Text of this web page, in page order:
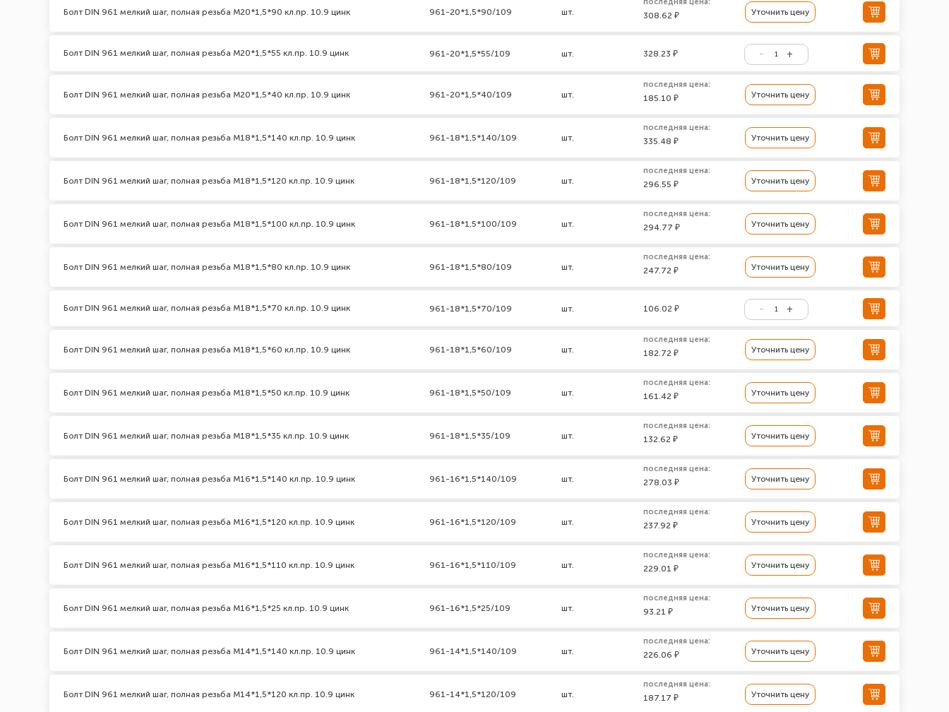
Болт DIN 961 мелкий шаг, полная резьба M20*1,5*90 кл.пр. 10.9 цинк 961-20*1,5*90/109 шт. 308.62 ₽ Уточнить цену
Болт DIN 961 мелкий шаг, полная резьба M20*1,5*55 кл.пр. 10.9 цинк 961-20*1,5*55/109 шт. 328.23 ₽
Болт DIN 961 мелкий шаг, полная резьба M20*1,5*40 кл.пр. 10.9 цинк 961-20*1,5*40/109 шт.
последняя цена:
185.10 ₽ Уточнить цену
Болт DIN 961 мелкий шаг, полная резьба M18*1,5*140 кл.пр. 10.9 цинк 961-18*1,5*140/109 шт.
последняя цена:
335.48 ₽ Уточнить цену
Болт DIN 961 мелкий шаг, полная резьба M18*1,5*120 кл.пр. 10.9 цинк 961-18*1,5*120/109 шт.
последняя цена:
296.55 ₽ Уточнить цену
Болт DIN 961 мелкий шаг, полная резьба M18*1,5*100 кл.пр. 10.9 цинк 961-18*1,5*100/109 шт.
последняя цена:
294.77 ₽ Уточнить цену
Болт DIN 961 мелкий шаг, полная резьба M18*1,5*80 кл.пр. 10.9 цинк 961-18*1,5*80/109 шт.
последняя цена:
247.72 ₽ Уточнить цену
Болт DIN 961 мелкий шаг, полная резьба M18*1,5*70 кл.пр. 10.9 цинк 961-18*1,5*70/109 шт. 106.02 ₽
Болт DIN 961 мелкий шаг, полная резьба M18*1,5*60 кл.пр. 10.9 цинк 961-18*1,5*60/109 шт.
последняя цена:
182.72 ₽ Уточнить цену
Болт DIN 961 мелкий шаг, полная резьба M18*1,5*50 кл.пр. 10.9 цинк 961-18*1,5*50/109 шт.
последняя цена:
161.42 ₽ Уточнить цену
Болт DIN 961 мелкий шаг, полная резьба M18*1,5*35 кл.пр. 10.9 цинк 961-18*1,5*35/109 шт.
последняя цена:
132.62 ₽ Уточнить цену
Болт DIN 961 мелкий шаг, полная резьба M16*1,5*140 кл.пр. 10.9 цинк 961-16*1,5*140/109 шт.
последняя цена:
278.03 ₽ Уточнить цену
Болт DIN 961 мелкий шаг, полная резьба M16*1,5*120 кл.пр. 10.9 цинк 961-16*1,5*120/109 шт.
последняя цена:
237.92 ₽ Уточнить цену
Болт DIN 961 мелкий шаг, полная резьба M16*1,5*110 кл.пр. 10.9 цинк 961-16*1,5*110/109 шт.
последняя цена:
229.01 ₽ Уточнить цену
Болт DIN 961 мелкий шаг, полная резьба M16*1,5*25 кл.пр. 10.9 цинк 961-16*1,5*25/109 шт.
последняя цена:
93.21 ₽ Уточнить цену
Болт DIN 961 мелкий шаг, полная резьба M14*1,5*140 кл.пр. 10.9 цинк 961-14*1,5*140/109 шт.
последняя цена:
226.06 ₽ Уточнить цену
Болт DIN 961 мелкий шаг, полная резьба M14*1,5*120 кл.пр. 10.9 цинк 961-14*1,5*120/109 шт.
последняя цена:
187.17 ₽ Уточнить цену